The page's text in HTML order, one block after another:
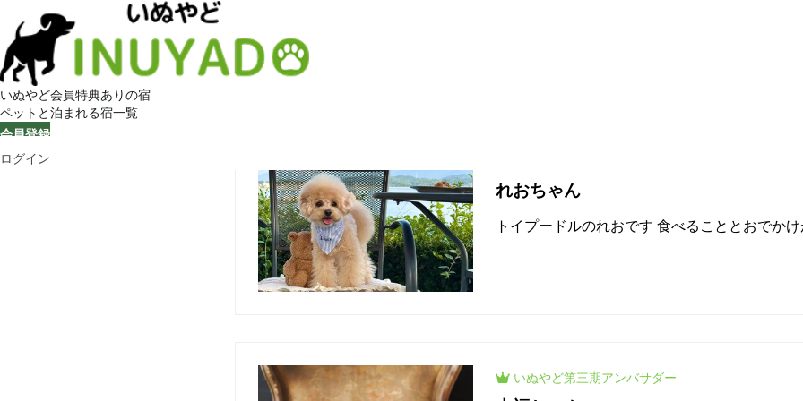
いぬやど会員特典ありの宿
ペットと泊まれる宿一覧
会員登録
ログイン
れおちゃん
トイプードルのれおです 食べることとおでか
いぬやど第三期アンバサダー